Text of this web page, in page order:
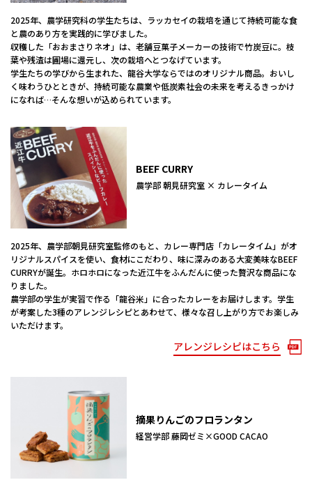
2025年、農学研究科の学生たちは、ラッカセイの栽培を通じて持続可能な食
と農のあり方を実践的に学びました。
収穫した「おおまさりネオ」は、老舗豆菓子メーカーの技術で竹炭豆に。枝
葉や残渣は圃場に還元し、次の栽培へとつなげています。
学生たちの学びから生まれた、龍谷大学ならではのオリジナル商品。おいし
く味わうひとときが、持続可能な農業や低炭素社会の未来を考えるきっかけ
になれば…そんな想いが込められています。
BEEF CURRY
農学部 朝見研究室 × カレータイム
2025年、農学部朝見研究室監修のもと、カレー専門店「カレータイム」がオ
リジナルスパイスを使い、食材にこだわり、味に深みのある大変美味なBEEF
CURRYが誕生。ホロホロになった近江牛をふんだんに使った贅沢な商品にな
りました。
農学部の学生が実習で作る「龍谷米」に合ったカレーをお届けします。学生
が考案した3種のアレンジレシピとあわせて、様々な召し上がり方でお楽しみ
いただけます。
アレンジレシピはこちら
摘果りんごのフロランタン
経営学部 藤岡ゼミ×GOOD CACAO